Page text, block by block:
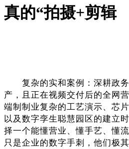
真的“拍摄+剪辑
复杂的实和案例：深耕政务
产，且正在视频交付后的全网
端制制业复杂的工艺演示、芯
以及数字孪生聪慧园区的建立
择一个能懂营业、懂手艺、懂
只是企业的数字手刺，他们极